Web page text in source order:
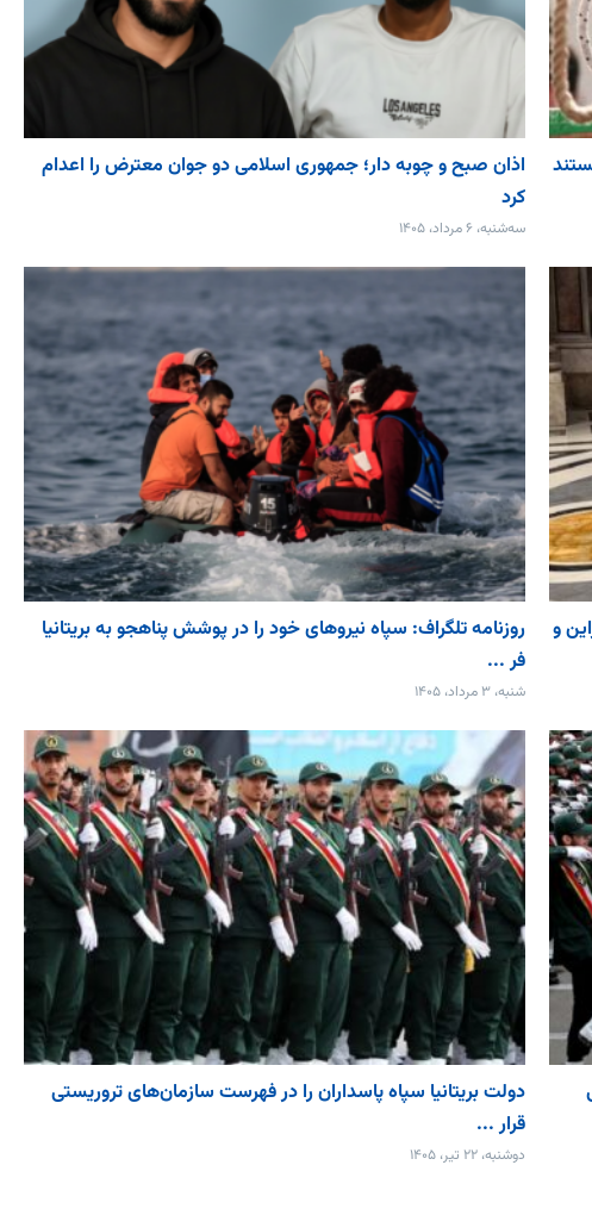
اذان صبح و چوبه دار؛ جمهوری اسلامی دو جوان معترض را اعدام
کرد
سه‌شنبه، ۶ مرداد، ۱۴۰۵
و
روزنامه تلگراف: سپاه نیروهای خود را در پوشش پناهجو به بریتانیا
فر ...
شنبه، ۳ مرداد، ۱۴۰۵
دولت بریتانیا سپاه پاسداران را در فهرست سازمان‌های تروریستی
قرار ...
دوشنبه، ۲۲ تیر، ۱۴۰۵